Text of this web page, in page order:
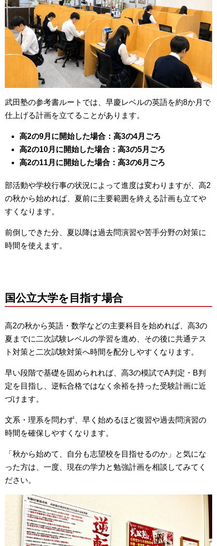
武田塾の参考書ルートでは、早慶レベルの英語を約8か月で
仕上げる計画を立てることがあります。
高2の9月に開始した場合：高3の4月ごろ
高2の10月に開始した場合：高3の5月ごろ
高2の11月に開始した場合：高3の6月ごろ
部活動や学校行事の状況によって進度は変わりますが、高2
の秋から始めれば、夏前に主要範囲を終える計画も立てや
すくなります。
前倒しできた分、夏以降は過去問演習や苦手分野の対策に
時間を使えます。
国公立大学を目指す場合
高2の秋から英語・数学などの主要科目を始めれば、高3の
夏までに二次試験レベルの学習を進め、その後に共通テス
ト対策と二次試験対策へ時間を配分しやすくなります。
早い段階で基礎を固められれば、高3の模試でA判定・B判
定を目指し、逆転合格ではなく余裕を持った受験計画に近
づけます。
文系・理系を問わず、早く始めるほど復習や過去問演習の
時間を確保しやすくなります。
「秋から始めて、自分も志望校を目指せるのか」と気にな
った方は、一度、現在の学力と勉強計画を相談してみてく
ださい。